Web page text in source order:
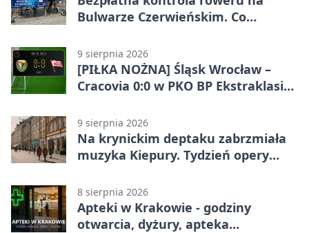
Bulwarze Czerwieńskim. Co
9 sierpnia 2026
[PIŁKA NOŻNA] Śląsk Wrocław –
Cracovia 0:0 w PKO BP Ekstraklasie.
punktem
9 sierpnia 2026
Na krynickim deptaku zabrzmiała
muzyka Kiepury. Tydzień opery
8 sierpnia 2026
Apteki w Krakowie - godziny
otwarcia, dyżury, apteka